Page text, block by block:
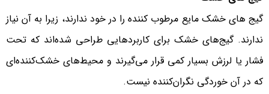
گیج های خشک مایع مرطوب کننده را در خود ندارند، زیرا به آن نیاز
ندارند. گیج‌های خشک برای کاربردهایی طراحی شده‌اند که تحت
فشار یا لرزش بسیار کمی قرار می‌گیرند و محیط‌های خشک‌کننده‌ای
که در آن خوردگی نگران‌کننده نیست.